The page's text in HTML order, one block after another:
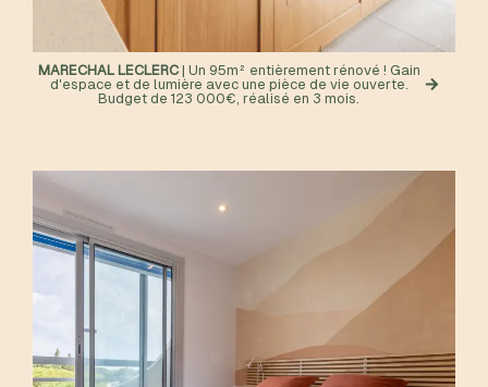
MARECHAL LECLERC | Un 95m² entièrement rénové ! Gain
d'espace et de lumière avec une pièce de vie ouverte.
Budget de 123 000€, réalisé en 3 mois.